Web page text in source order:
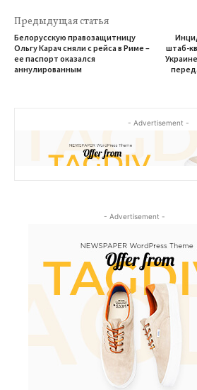
Предыдущая статья
Белорусскую правозащитницу
Ольгу Карач сняли с рейса в Риме –
ее паспорт оказался
аннулированным
штаб-
- Advertisement -
- Advertisement -